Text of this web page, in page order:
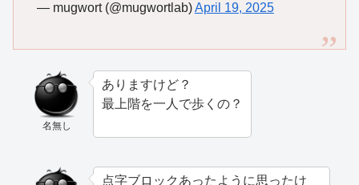
— mugwort (@mugwortlab)April 19, 2025
名無し
ありますけど？
最上階を一人で歩くの？
点字ブロックあったように思ったけ